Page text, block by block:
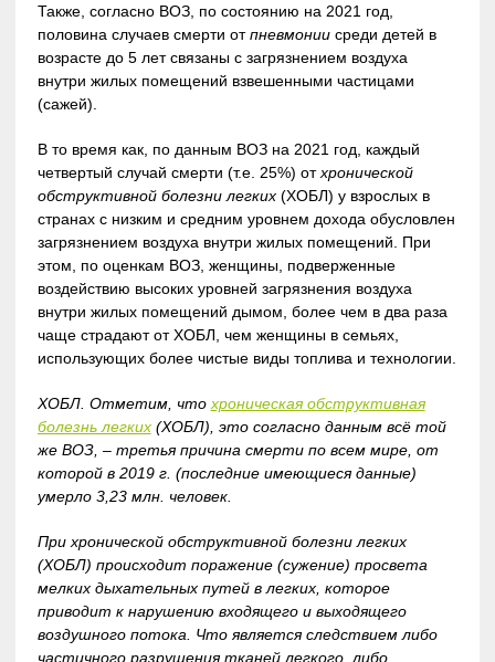
Также, согласно ВОЗ, по состоянию на 2021 год,
половина случаев смерти отпневмониисреди детей в
возрасте до 5 лет связаны с загрязнением воздуха
внутри жилых помещений взвешенными частицами
(сажей).
В то время как, по данным ВОЗ на 2021 год, каждый
четвертый случай смерти (т.е. 25%) отхронической
обструктивной болезни легких(ХОБЛ) у взрослых в
странах с низким и средним уровнем дохода обусловлен
загрязнением воздуха внутри жилых помещений. При
этом, по оценкам ВОЗ, женщины, подверженные
воздействию высоких уровней загрязнения воздуха
внутри жилых помещений дымом, более чем в два раза
чаще страдают от ХОБЛ, чем женщины в семьях,
использующих более чистые виды топлива и технологии.
ХОБЛ. Отметим, что хроническая обструктивная
болезнь легких(ХОБЛ), это согласно данным всё той
же ВОЗ, – третья причина смерти по всем мире, от
которой в 2019 г. (последние имеющиеся данные)
умерло 3,23 млн. человек.
При хронической обструктивной болезни легких
(ХОБЛ) происходит поражение (сужение) просвета
мелких дыхательных путей в легких, которое
приводит к нарушению входящего и выходящего
воздушного потока. Что является следствием либо
частичного разрушения тканей легкого, либо